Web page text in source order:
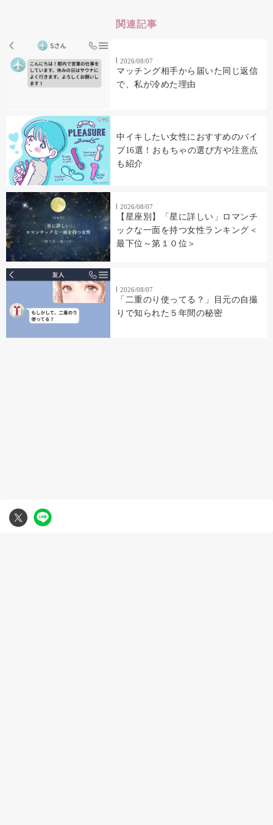
関連記事
2026/08/07
マッチング相手から届いた同じ返信
で、私が冷めた理由
中イキしたい女性におすすめのバイ
ブ16選！おもちゃの選び方や注意点
も紹介
2026/08/07
【星座別】「星に詳しい」ロマンチ
ックな一面を持つ女性ランキング＜
最下位～第１０位＞
2026/08/07
「二重のり使ってる？」目元の自撮
りで知られた５年間の秘密